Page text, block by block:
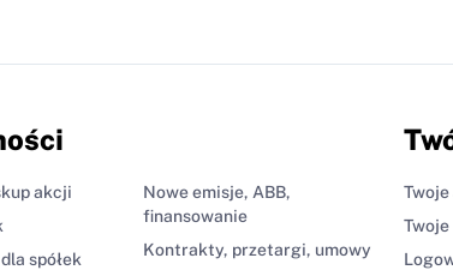
akcji
spółek
Nowe emisje, ABB,
finansowanie
Kontrakty, przetargi, umowy